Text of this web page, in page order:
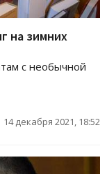
на зимних
с необычной
14 декабря 2021, 18:52